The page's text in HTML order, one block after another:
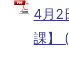
4月2
課】